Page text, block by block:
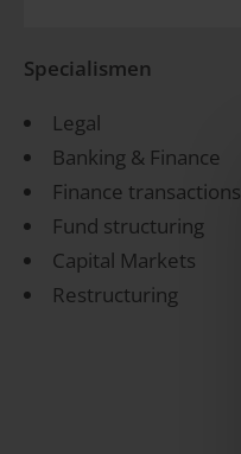
Specialismen
Legal
Banking & Finance
Finance transactions
Fund structuring
Capital Markets
Restructuring